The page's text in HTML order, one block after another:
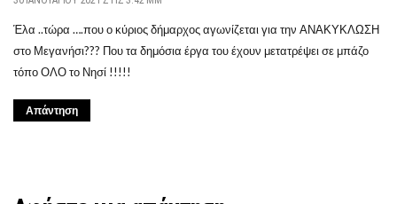
Έλα ..τώρα ….που ο κύριος δήμαρχος αγωνίζεται για την ΑΝΑΚΥΚΛΩΣΗ
στο Μεγανήσι??? Που τα δημόσια έργα του έχουν μετατρέψει σε μπάζο
τόπο ΟΛΟ το Νησί !!!!!
Απάντηση